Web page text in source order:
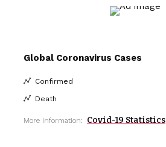
Global Coronavirus Cases
Confirmed
Death
More Information: Covid-19 Statistics